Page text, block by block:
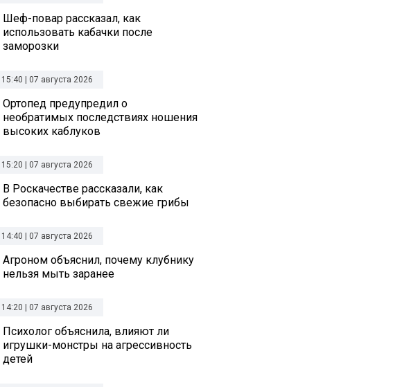
Шеф-повар рассказал, как
использовать кабачки после
заморозки
15:40 | 07 августа 2026
Ортопед предупредил о
необратимых последствиях ношения
высоких каблуков
15:20 | 07 августа 2026
В Роскачестве рассказали, как
безопасно выбирать свежие грибы
14:40 | 07 августа 2026
Агроном объяснил, почему клубнику
нельзя мыть заранее
14:20 | 07 августа 2026
Психолог объяснила, влияют ли
игрушки-монстры на агрессивность
детей